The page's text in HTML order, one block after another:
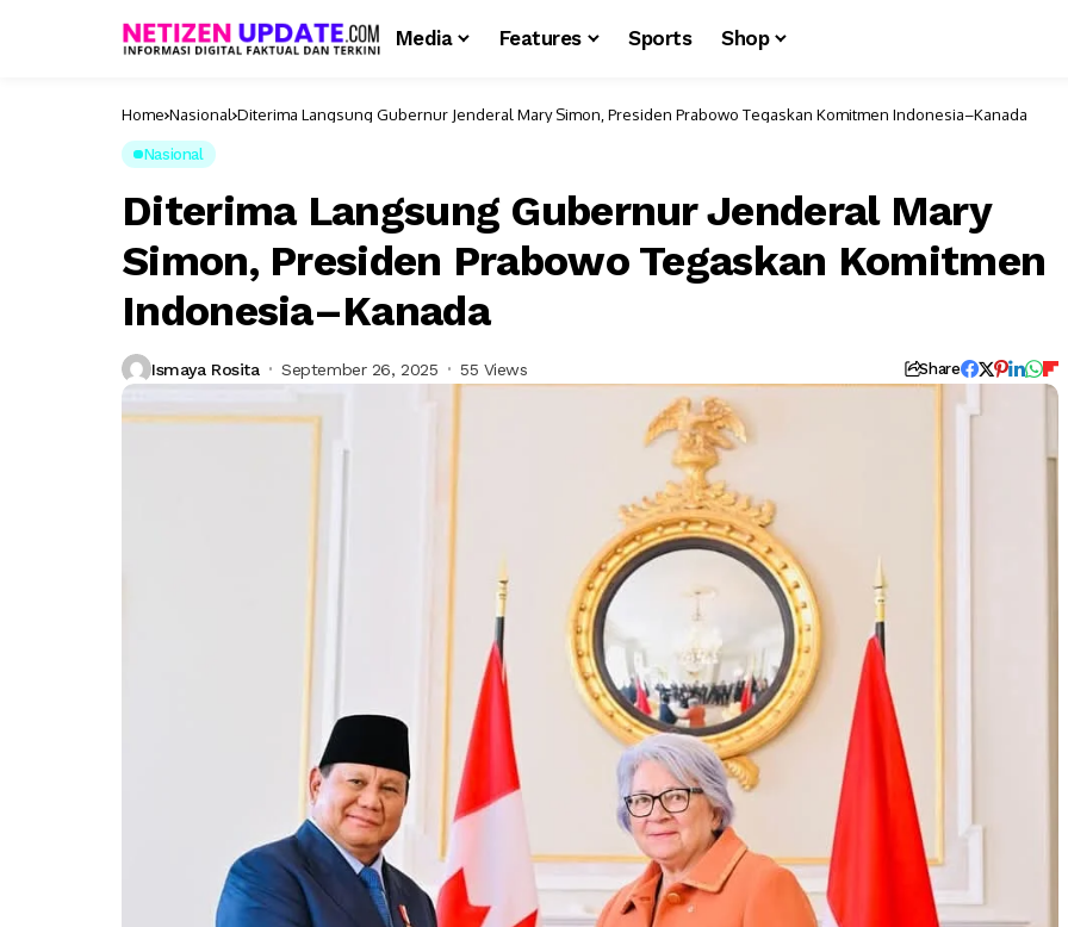
Media Features Sports Shop
Home Nasional Diterima Langsung Gubernur Jenderal Mary Simon, Presiden Prabowo Tegaskan Komitmen Indonesia–Kanada
Nasional
Diterima Langsung Gubernur Jenderal Mary
Simon, Presiden Prabowo Tegaskan Komitmen
Indonesia–Kanada
Ismaya Rosita September 26, 2025 55 Views Share